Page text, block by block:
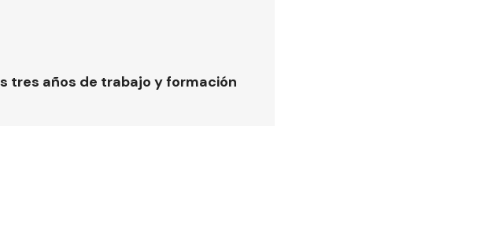
tres años de trabajo y formación